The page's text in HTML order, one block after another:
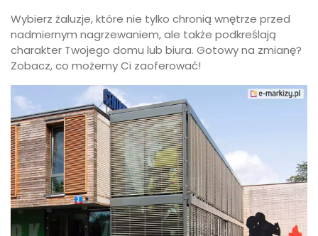
Wybierz żaluzje, które nie tylko chronią wnętrze przed
nadmiernym nagrzewaniem, ale także podkreślają
charakter Twojego domu lub biura. Gotowy na zmianę?
Zobacz, co możemy Ci zaoferować!